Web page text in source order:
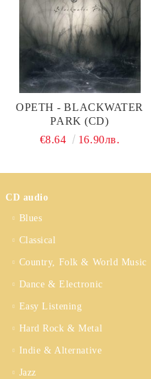
OPETH - BLACKWATER
PARK (CD)
€8.64
16.90лв.
CD audio
Blues
Classical
Country, Folk & World Music
Dance & Electronic
Easy Listening
Hard Rock & Metal
Indie & Alternative
Jazz